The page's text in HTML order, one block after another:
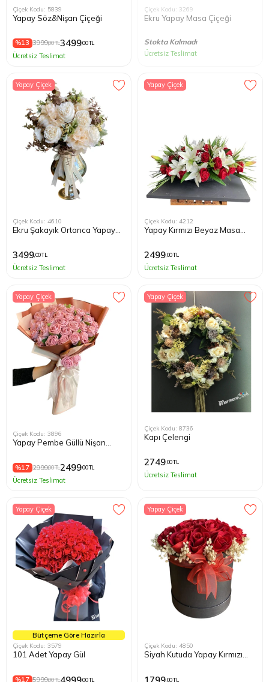
Çiçek Kodu: 5839
Yapay Söz&Nişan Çiçeği
%13 3999,00 TL3499,00 TL
Ücretsiz Teslimat
Çiçek Kodu: 3269
Ekru Yapay Masa Çiçeği
Stokta Kalmadı
Ücretsiz Teslimat
Yapay Çiçek
Çiçek Kodu: 4610
Ekru Şakayık Ortanca Yapay
3499,00 TL
Ücretsiz Teslimat
Yapay Çiçek
Çiçek Kodu: 4212
Yapay Kırmızı Beyaz Masa
2499,00 TL
Ücretsiz Teslimat
Yapay Çiçek
Çiçek Kodu: 3896
Yapay Pembe Güllü Nişan
%17 2999,00 TL2499,00 TL
Ücretsiz Teslimat
Yapay Çiçek
Çiçek Kodu: 8736
Kapı Çelengi
2749,00 TL
Ücretsiz Teslimat
Yapay Çiçek
Bütçeme Göre Hazırla
Çiçek Kodu: 3579
101 Adet Yapay Gül
%17 5999,00 TL4999,00 TL
Yapay Çiçek
Çiçek Kodu: 4850
Siyah Kutuda Yapay Kırmızı
1799,00 TL